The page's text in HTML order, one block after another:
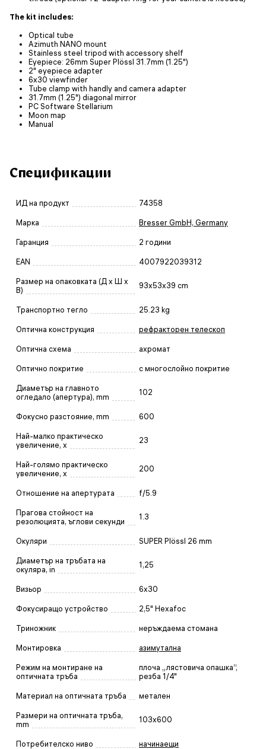
The kit includes:
Optical tube
Azimuth NANO mount
Stainless steel tripod with accessory shelf
Eyepiece: 26mm Super Plössl 31.7mm (1.25")
2" eyepiece adapter
6x30 viewfinder
Tube clamp with handly and camera adapter
31.7mm (1.25") diagonal mirror
PC Software Stellarium
Moon map
Manual
Спецификации
ИД на продукт 74358
Марка Bresser GmbH, Germany
Гаранция 2 години
EAN 4007922039312
Размер на опаковката (Д x Ш x
В)
93x53x39 cm
Транспортно тегло 25.23 kg
Оптична конструкция рефракторен телескоп
Оптична схема ахромат
Оптично покритие с многослойно покритие
Диаметър на главното
огледало (апертура), mm
102
Фокусно разстояние, mm 600
Най-малко практическо
увеличение, x
23
Най-голямо практическо
увеличение, x
200
Отношение на апертурата f/5.9
Прагова стойност на
резолюцията, ъглови секунди
1.3
Окуляри SUPER Plössl 26 mm
Диаметър на тръбата на
окуляра, in
1,25
Визьор 6x30
Фокусиращо устройство 2,5" Hexafoc
Триножник неръждаема стомана
Монтировка азимутална
Режим на монтиране на
оптичната тръба
плоча „лястовича опашка“,
резба 1/4"
Материал на оптичната тръба метален
Размери на оптичната тръба,
mm
103x600
Потребителско ниво начинаещи